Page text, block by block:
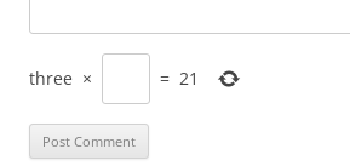
three × = 21